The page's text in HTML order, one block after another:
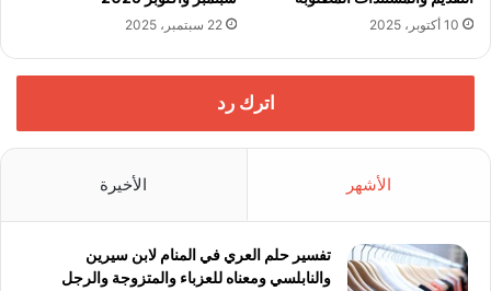
10 أكتوبر، 2025 22 سبتمبر، 2025
اترك رد
الأشهر الأخيرة
تفسير حلم العري في المنام لابن سيرين
والنابلسي ومعناه للعزباء والمتزوجة والرجل